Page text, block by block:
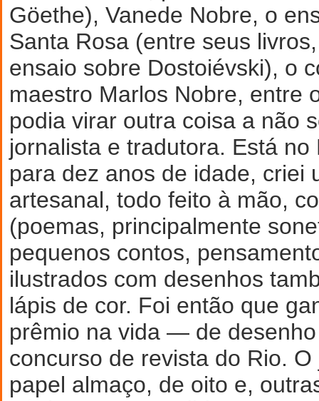
Göethe), Vanede Nobre, o
Santa Rosa (entre seus
ensaio sobre Dostoiévski), o
maestro Marlos Nobre, entre
podia virar outra coisa a não
jornalista e tradutora. Está no
para dez anos de idade, criei
artesanal, todo feito à mão,
(poemas, principalmente
pequenos contos,
ilustrados com desenhos
lápis de cor. Foi então que
prêmio na vida — de
concurso de revista do Rio.
papel almaço, de oito e,